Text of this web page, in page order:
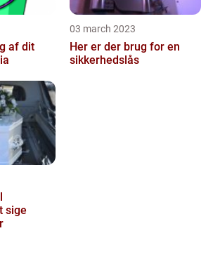
af dit
03 march 2023
Her er der brug for en
sikkerhedslås
sige